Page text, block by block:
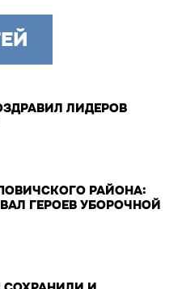
ЛИДЕРОВ
РАЙОНА:
ГЕРОЕВ УБОРОЧНОЙ